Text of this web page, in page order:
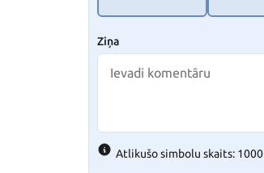
Ziņa
Atlikušo simbolu skaits: 1000